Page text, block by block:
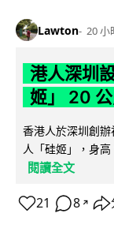
Lawton 20 小
港人深圳
姬」 20
香港人於深圳創
人「硅姬」，身
閱讀全文
21 8 ↗